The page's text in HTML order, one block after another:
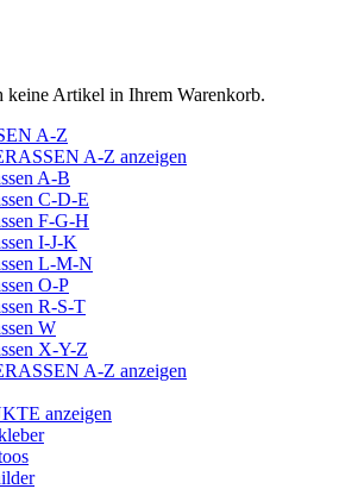
keine Artikel in Ihrem Warenkorb.
A-Z
A-Z anzeigen
A-B
C-D-E
F-G-H
I-J-K
L-M-N
O-P
R-S-T
W
X-Y-Z
A-Z anzeigen
anzeigen